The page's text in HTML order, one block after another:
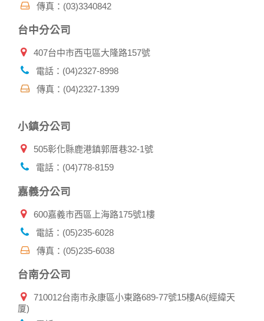
資料：
違反本公司旗下網站的會員條款或產品、服務的特定使用指
2.為了保護使用者個人隱私，我們無法為您查詢其他使用者的
帳號資料。若您有相關法律上問題需查閱他人資料時，請務必
有相關資料，以協助調查及破案！
請妥善保管您在本公司及相關企業伙伴網站的帳號、密碼或個
本公司相關企業伙伴網站所提供的服務後，務必記得登出帳戶
或關閉網頁瀏覽器，以防止他人讀取您的個人資料。
問或訂購時，請立即通知本站。
傳真：(03)3340842
台中分公司
407台中市西屯區大隆路157號
電話：(04)2327-8998
傳真：(04)2327-1399
小鎮分公司
505彰化縣鹿港鎮郭厝巷32-1號
電話：(04)778-8159
嘉義分公司
600嘉義市西區上海路175號1樓
電話：(05)235-6028
傳真：(05)235-6038
台南分公司
710012台南市永康區小東路689-77號15樓A6(經緯天
厦)